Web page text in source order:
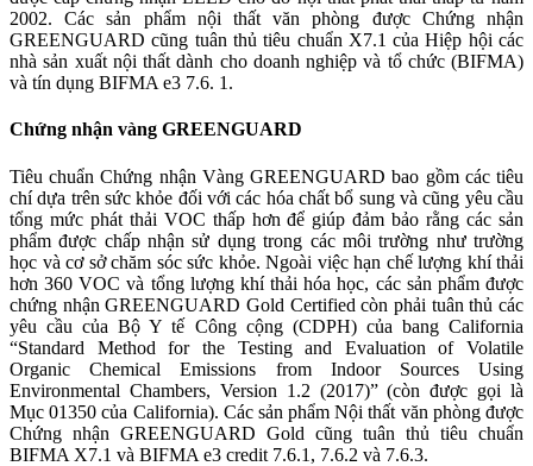
2002. Các sản phẩm nội thất văn phòng được Chứng nhận
GREENGUARD cũng tuân thủ tiêu chuẩn X7.1 của Hiệp hội các
nhà sản xuất nội thất dành cho doanh nghiệp và tổ chức (BIFMA)
và tín dụng BIFMA e3 7.6. 1.
Chứng nhận vàng GREENGUARD
Tiêu chuẩn Chứng nhận Vàng GREENGUARD bao gồm các tiêu
chí dựa trên sức khỏe đối với các hóa chất bổ sung và cũng yêu cầu
tổng mức phát thải VOC thấp hơn để giúp đảm bảo rằng các sản
phẩm được chấp nhận sử dụng trong các môi trường như trường
học và cơ sở chăm sóc sức khỏe. Ngoài việc hạn chế lượng khí thải
hơn 360 VOC và tổng lượng khí thải hóa học, các sản phẩm được
chứng nhận GREENGUARD Gold Certified còn phải tuân thủ các
yêu cầu của Bộ Y tế Công cộng (CDPH) của bang California
“Standard Method for the Testing and Evaluation of Volatile
Organic Chemical Emissions from Indoor Sources Using
Environmental Chambers, Version 1.2 (2017)” (còn được gọi là
Mục 01350 của California). Các sản phẩm Nội thất văn phòng được
Chứng nhận GREENGUARD Gold cũng tuân thủ tiêu chuẩn
BIFMA X7.1 và BIFMA e3 credit 7.6.1, 7.6.2 và 7.6.3.